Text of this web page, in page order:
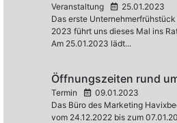
Veranstaltung
25.01.2023
Das erste
2023 führt uns dieses Mal ins
Am 25.01.2023 lädt...
Öffnungszeiten rund
Termin
09.01.2023
Das Büro des Marketing
vom 24.12.2022 bis zum